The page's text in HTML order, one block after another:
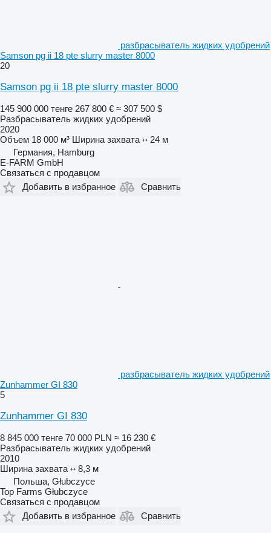
разбрасыватель жидких удобрений
Samson pg ii 18 pte slurry master 8000
20
Samson pg ii 18 pte slurry master 8000
145 900 000 тенге 267 800 € ≈ 307 500 $
Разбрасыватель жидких удобрений
2020
Объем 18 000 м³ Ширина захвата
24 м
Германия, Hamburg
E-FARM GmbH
Связаться с продавцом
Добавить в избранное
Сравнить
разбрасыватель жидких удобрений
Zunhammer GI 830
5
Zunhammer GI 830
8 845 000 тенге 70 000 PLN ≈ 16 230 €
Разбрасыватель жидких удобрений
2010
Ширина захвата
8,3 м
Польша, Głubczyce
Top Farms Głubczyce
Связаться с продавцом
Добавить в избранное
Сравнить